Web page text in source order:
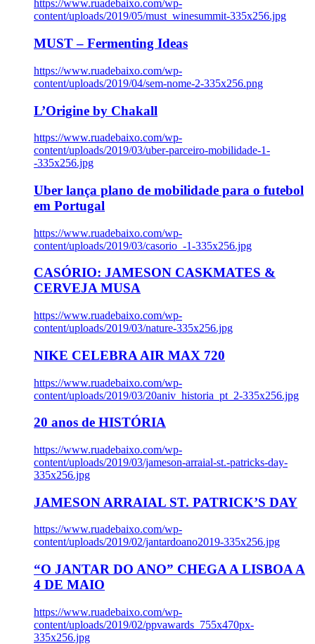
https://www.ruadebaixo.com/wp-
content/uploads/2019/05/must_winesummit-335x256.jpg
MUST – Fermenting Ideas
https://www.ruadebaixo.com/wp-
content/uploads/2019/04/sem-nome-2-335x256.png
L’Origine by Chakall
https://www.ruadebaixo.com/wp-
content/uploads/2019/03/uber-parceiro-mobilidade-1-
-335x256.jpg
Uber lança plano de mobilidade para o futebol
em Portugal
https://www.ruadebaixo.com/wp-
content/uploads/2019/03/casorio_-1-335x256.jpg
CASÓRIO: JAMESON CASKMATES &
CERVEJA MUSA
https://www.ruadebaixo.com/wp-
content/uploads/2019/03/nature-335x256.jpg
NIKE CELEBRA AIR MAX 720
https://www.ruadebaixo.com/wp-
content/uploads/2019/03/20aniv_historia_pt_2-335x256.jpg
20 anos de HISTÓRIA
https://www.ruadebaixo.com/wp-
content/uploads/2019/03/jameson-arraial-st.-patricks-day-
335x256.jpg
JAMESON ARRAIAL ST. PATRICK’S DAY
https://www.ruadebaixo.com/wp-
content/uploads/2019/02/jantardoano2019-335x256.jpg
“O JANTAR DO ANO” CHEGA A LISBOA A
4 DE MAIO
https://www.ruadebaixo.com/wp-
content/uploads/2019/02/ppvawards_755x470px-
335x256.jpg